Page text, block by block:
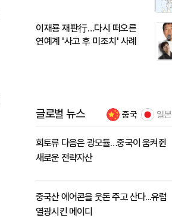
이재룡 재판行…다시 떠오른
연예계 '사고 후 미조치' 사례
글로벌 뉴스 중국 일본
희토류 다음은 광모듈…중국이 움켜쥔
새로운 전략자산
중국산 에어콘을 웃돈 주고 산다...유럽
열광시킨 메이디